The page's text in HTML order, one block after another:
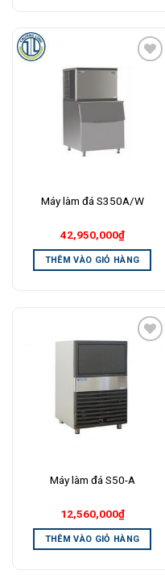
Máy làm đá S350A/W
42,950,000₫
THÊM VÀO GIỎ HÀNG
Máy làm đá S50-A
12,560,000₫
THÊM VÀO GIỎ HÀNG